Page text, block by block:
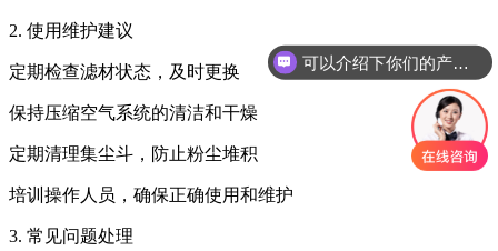
2. 使用维护建议
定期检查滤材状态，及时更换
保持压缩空气系统的清洁和干燥
定期清理集尘斗，防止粉尘堆积
培训操作人员，确保正确使用和维护
3. 常见问题处理
可以介绍下你们的产品么